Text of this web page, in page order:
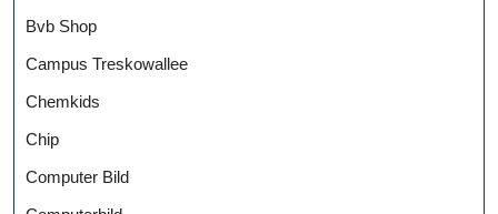
Bvb Shop
Campus Treskowallee
Chemkids
Chip
Computer Bild